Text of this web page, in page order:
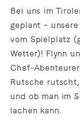
Bei uns im
geplant –
vom Spielplatz
Wetter)! Flynn
Chef-
Rutsche
und ob man im
lachen kann.